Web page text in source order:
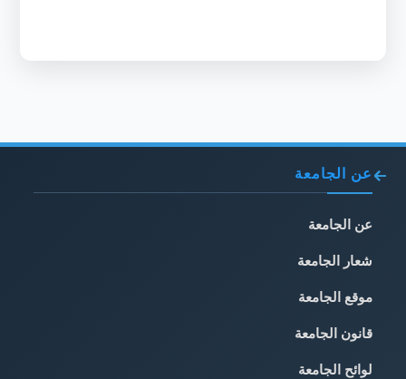
عن الجامعة
عن الجامعة
شعار الجامعة
موقع الجامعة
قانون الجامعة
لوائح الجامعة